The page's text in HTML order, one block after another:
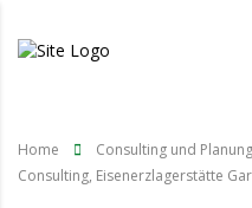
Home Consulting und Planung
Consulting, Eisenerzlagerstätte